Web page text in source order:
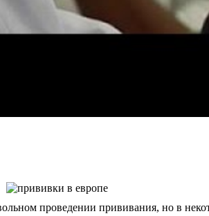
проведении прививания, но в